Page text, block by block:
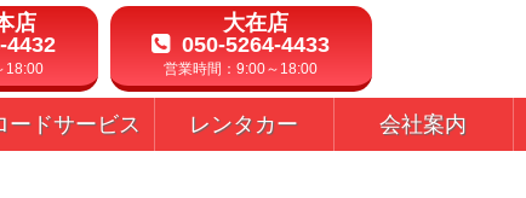
店
4432
18:00
大在店
050-5264-4433
営業時間：9:00～18:00
ードサービス レンタカー 会社案内